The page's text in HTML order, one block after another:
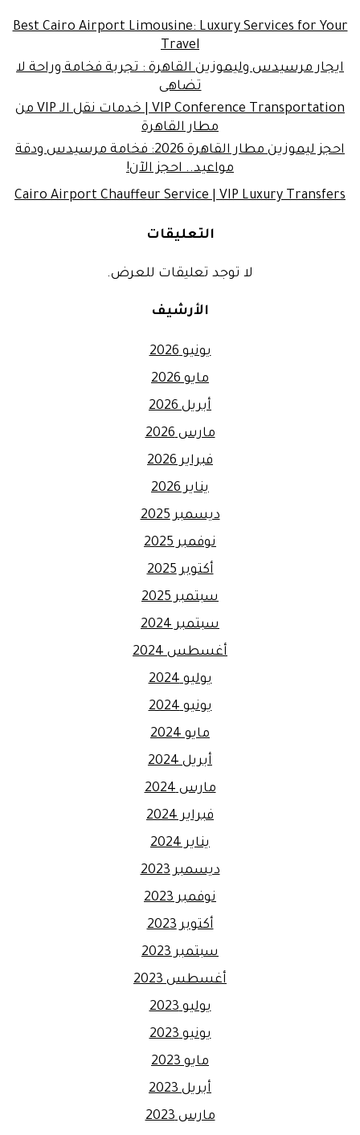
Best Cairo Airport Limousine: Luxury Services for Your
Travel
ايجار مرسيدس وليموزين القاهرة : تجربة فخامة وراحة لا
تضاهى
VIP Conference Transportation | خدمات نقل الـ VIP من
مطار القاهرة
احجز ليموزين مطار القاهرة 2026: فخامة مرسيدس ودقة
مواعيد.. احجز الآن!
Cairo Airport Chauffeur Service | VIP Luxury Transfers
التعليقات
لا توجد تعليقات للعرض.
الأرشيف
يونيو 2026
مايو 2026
أبريل 2026
مارس 2026
فبراير 2026
يناير 2026
ديسمبر 2025
نوفمبر 2025
أكتوبر 2025
سبتمبر 2025
سبتمبر 2024
أغسطس 2024
يوليو 2024
يونيو 2024
مايو 2024
أبريل 2024
مارس 2024
فبراير 2024
يناير 2024
ديسمبر 2023
نوفمبر 2023
أكتوبر 2023
سبتمبر 2023
أغسطس 2023
يوليو 2023
يونيو 2023
مايو 2023
أبريل 2023
مارس 2023